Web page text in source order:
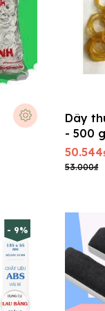
Dây
- 500
53.000₫
- 9%